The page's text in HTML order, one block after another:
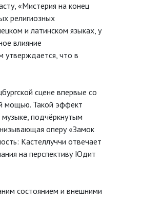
«Мистерия на конец
религиозных
и латинском языках, у
влияние
утверждается, что в
сцене впервые со
мощью. Такой эффект
подчёркнутым
оперу «Замок
Кастеллуччи отвечает
на перспективу Юдит
состоянием и внешними